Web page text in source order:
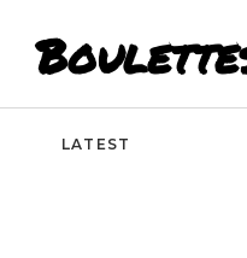
LATEST